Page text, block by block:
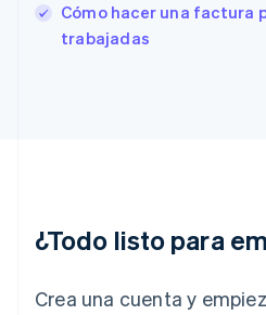
Cómo hacer una factura
trabajadas
¿Todo listo para
Crea una cuenta y
Francia
Gibraltar
English
Italiano English